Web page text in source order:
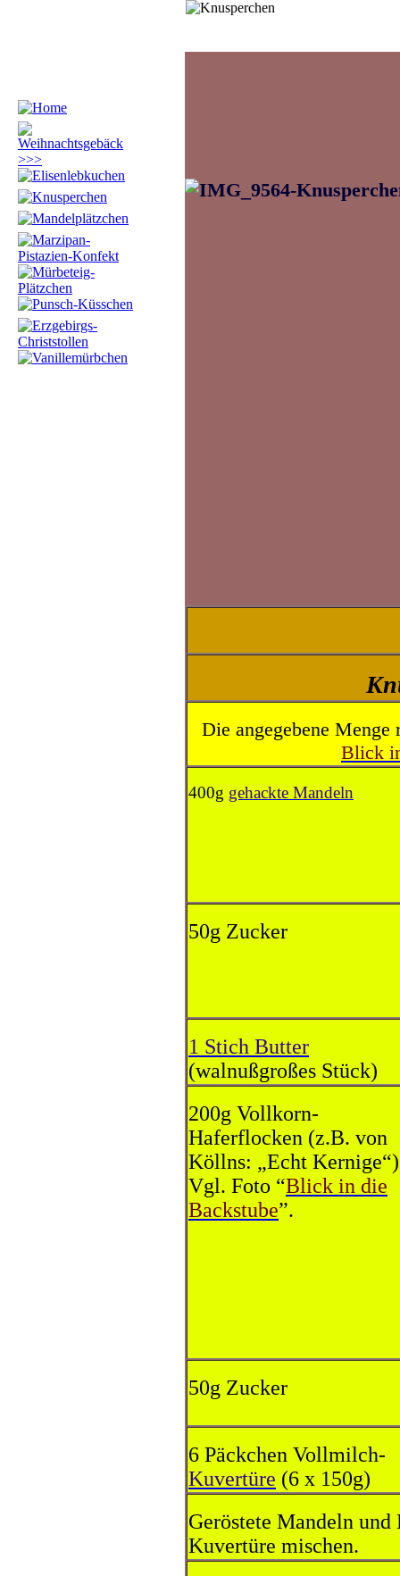
Die angegebene
Blick
400g gehackte Mandeln
50g Zucker
1 Stich Butter
(walnußgroßes Stück)
200g Vollkorn-
Haferflocken (z.B. von
Köllns: „Echt
Vgl. Foto “Blick in die
Backstube”.
50g Zucker
6 Päckchen Vollmilch-
Kuvertüre (6 x 150g)
Geröstete Mandeln
Kuvertüre mischen.